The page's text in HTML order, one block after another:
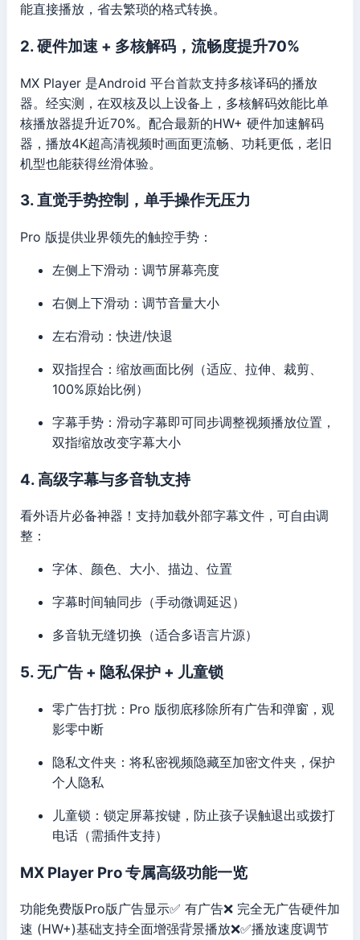
能直接播放，省去繁琐的格式转换。
2. 硬件加速 + 多核解码，流畅度提升70%
MX Player 是Android 平台首款支持多核译码的播放
器。经实测，在双核及以上设备上，多核解码效能比单
核播放器提升近70%。配合最新的HW+ 硬件加速解码
器，播放4K超高清视频时画面更流畅、功耗更低，老旧
机型也能获得丝滑体验。
3. 直觉手势控制，单手操作无压力
Pro 版提供业界领先的触控手势：
左侧上下滑动：调节屏幕亮度
右侧上下滑动：调节音量大小
左右滑动：快进/快退
双指捏合：缩放画面比例（适应、拉伸、裁剪、
100%原始比例）
字幕手势：滑动字幕即可同步调整视频播放位置，
双指缩放改变字幕大小
4. 高级字幕与多音轨支持
看外语片必备神器！支持加载外部字幕文件，可自由调
整：
字体、颜色、大小、描边、位置
字幕时间轴同步（手动微调延迟）
多音轨无缝切换（适合多语言片源）
5. 无广告 + 隐私保护 + 儿童锁
零广告打扰：Pro 版彻底移除所有广告和弹窗，观
影零中断
隐私文件夹：将私密视频隐藏至加密文件夹，保护
个人隐私
儿童锁：锁定屏幕按键，防止孩子误触退出或拨打
电话（需插件支持）
MX Player Pro 专属高级功能一览
功能免费版Pro版广告显示✅ 有广告❌ 完全无广告硬件加
速 (HW+)基础支持全面增强背景播放❌✅播放速度调节